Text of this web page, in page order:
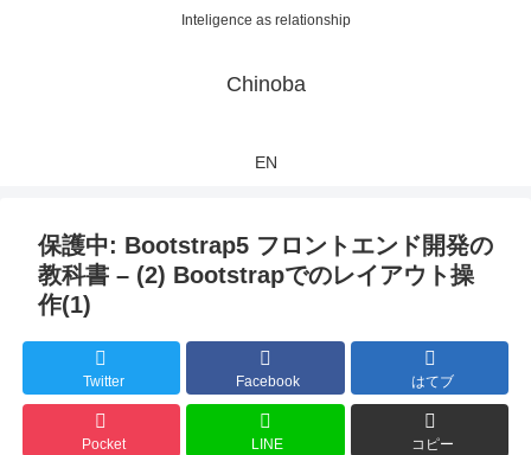
Inteligence as relationship
Chinoba
EN
保護中: Bootstrap5 フロントエンド開発の
教科書 – (2) Bootstrapでのレイアウト操
作(1)
Twitter Facebook はてブ
Pocket LINE コピー